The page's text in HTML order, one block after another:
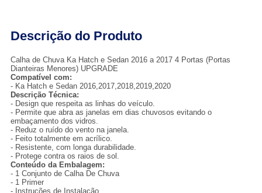
Descrição do Produto
Calha de Chuva Ka Hatch e Sedan 2016 a 2017 4 Portas (Portas
Dianteiras Menores) UPGRADE
Compatível com:
- Ka Hatch e Sedan 2016,2017,2018,2019,2020
Descrição Técnica:
- Design que respeita as linhas do veículo.
- Permite que abra as janelas em dias chuvosos evitando o
embaçamento dos vidros.
- Reduz o ruído do vento na janela.
- Feito totalmente em acrílico.
- Resistente, com longa durabilidade.
- Protege contra os raios de sol.
Conteúdo da Embalagem:
- 1 Conjunto de Calha De Chuva
- 1 Primer
- Instruções de Instalação